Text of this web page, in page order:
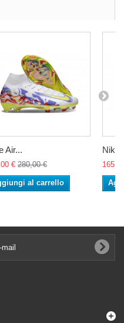
Air...
€ 280,00 €
al carrello
Nike